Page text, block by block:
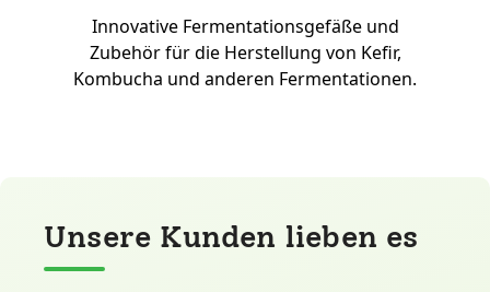
Innovative Fermentationsgefäße und
Zubehör für die Herstellung von Kefir,
Kombucha und anderen Fermentationen.
Unsere Kunden lieben es